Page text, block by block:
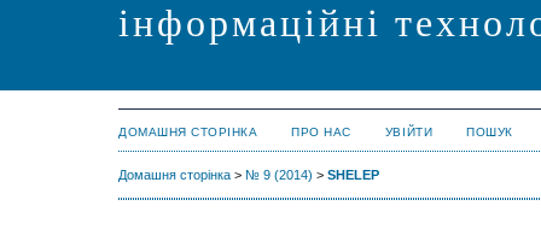
інформаційні
ДОМАШНЯ СТОРІНКА ПРО НАС УВІЙТИ ПОШУК
Домашня сторінка > № 9 (2014) > SHELEP